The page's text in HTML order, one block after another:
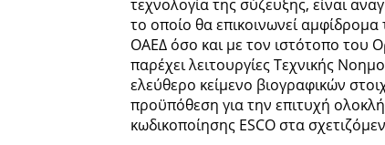
τεχνολογία της σύζευξης, είναι
το οποίο θα επικοινωνεί
ΟΑΕΔ όσο και με τον ιστότοπο του
παρέχει λειτουργίες Τεχνικής
ελεύθερο κείμενο βιογραφικών
προϋπόθεση για την επιτυχή
κωδικοποίησης ESCO στα